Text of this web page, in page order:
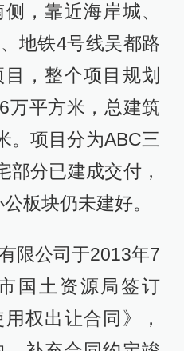
，靠近海岸城、
地铁4号线吴都路
，整个项目规划
万平方米，总建筑
。项目分为ABC三
部分已建成交付，
板块仍未建好。
限公司于2013年7
国土资源局签订
权出让合同》，